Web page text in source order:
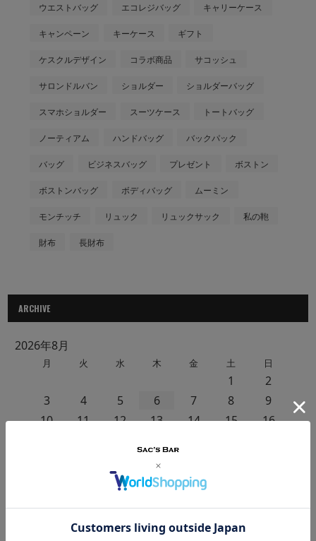
ウエストバッグ エコレジバッグ キャリーケース
キャンペーン キーケース ギフト
ケスクルデザイン コラボ商品 サコッシュ
サロンドルバン ショルダー ショルダーバッグ
スマホショルダー スーツケース トートバッグ
ノーティアム ハンドバッグ バックパック
バッグ ビジネスバッグ プレゼント ボストン
ボストンバッグ ボディバッグ ムーミン
モンチッチ リュック リュックサック 私の鞄
財布 長財布
ARCHIVE
2026年8月
月 火 水 木 金 土 日
1
2
3
4 5 6 7 8
9
10
11 12 13 14 15
16
27
« 7月